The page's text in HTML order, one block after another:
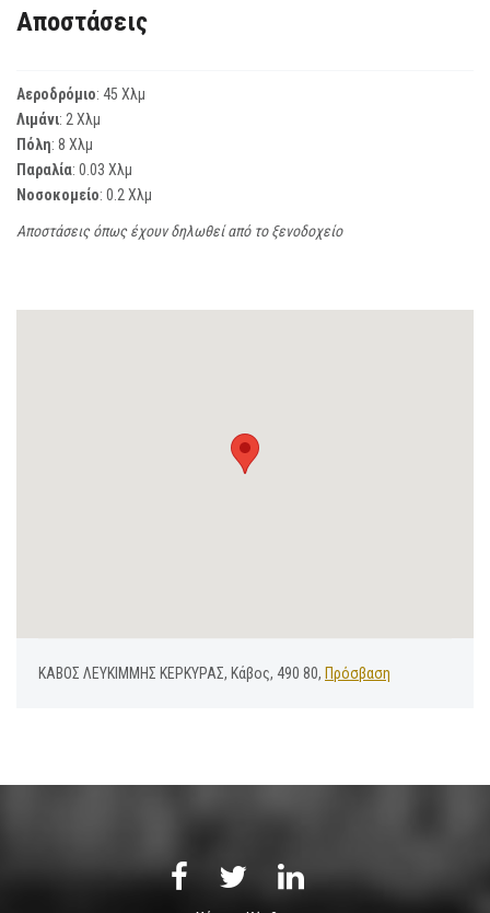
Αποστάσεις
Αεροδρόμιο: 45 Χλμ
Λιμάνι: 2 Χλμ
Πόλη: 8 Χλμ
Παραλία: 0.03 Χλμ
Νοσοκομείο: 0.2 Χλμ
Αποστάσεις όπως έχουν δηλωθεί από το ξενοδοχείο
ΚΑΒΟΣ ΛΕΥΚΙΜΜΗΣ ΚΕΡΚΥΡΑΣ, Κάβος, 490 80, Πρόσβαση